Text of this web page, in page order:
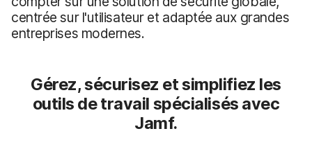
centrée sur l'utilisateur et adaptée aux grandes
entreprises modernes.
Gérez, sécurisez et simplifiez les
outils de travail spécialisés avec
Jamf.